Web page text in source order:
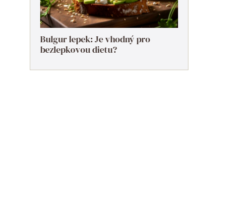
Bulgur lepek: Je vhodný pro
bezlepkovou dietu?